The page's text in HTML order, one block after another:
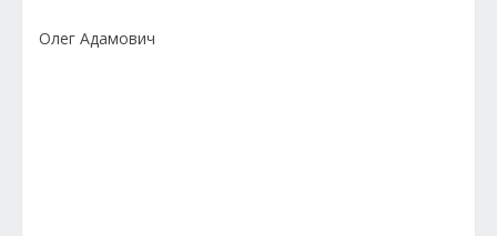
Олег Адамович